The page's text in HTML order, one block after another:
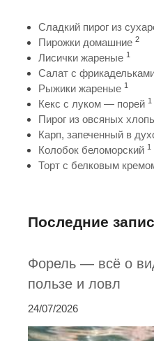
Сладкий пирог из
Пирожки домашние 2
Лисички жареные 1
Салат с
Рыжики жареные 1
Кекс с луком — порей 1
Пирог из овсяных
Карп, запеченный в
Колобок беломорский 1
Торт с белковым
Последние
Форель — всё о
пользе и ловл
24/07/2026